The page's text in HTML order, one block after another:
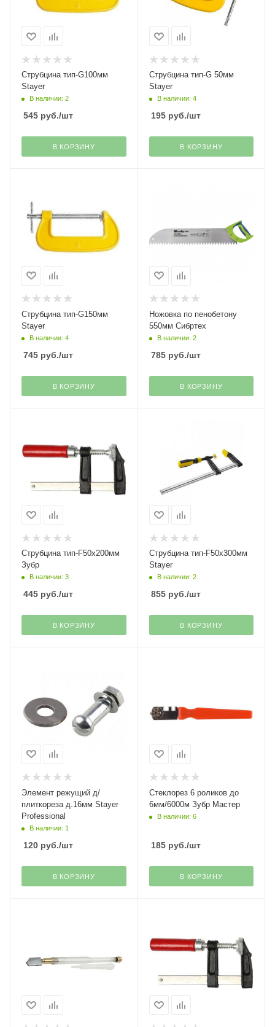
Струбцина тип-G100мм
Stayer
В наличии: 2
545 руб./шт
В КОРЗИНУ
Струбцина тип-G 50мм
Stayer
В наличии: 4
195руб./шт
В КОРЗИНУ
Струбцина тип-G150мм
Stayer
В наличии: 4
745 руб./шт
В КОРЗИНУ
Ножовка по пенобетону
550мм Сибртех
В наличии: 2
785руб./шт
В КОРЗИНУ
Струбцина тип-F50х200мм
Зубр
В наличии: 3
445 руб./шт
В КОРЗИНУ
Струбцина тип-F50х300мм
Stayer
В наличии: 2
855руб./шт
В КОРЗИНУ
Элемент режущий д/
плиткореза д.16мм Stayer
Professional
В наличии: 1
120 руб./шт
В КОРЗИНУ
Стеклорез 6 роликов до
6мм/6000м Зубр Мастер
В наличии: 6
185руб./шт
В КОРЗИНУ